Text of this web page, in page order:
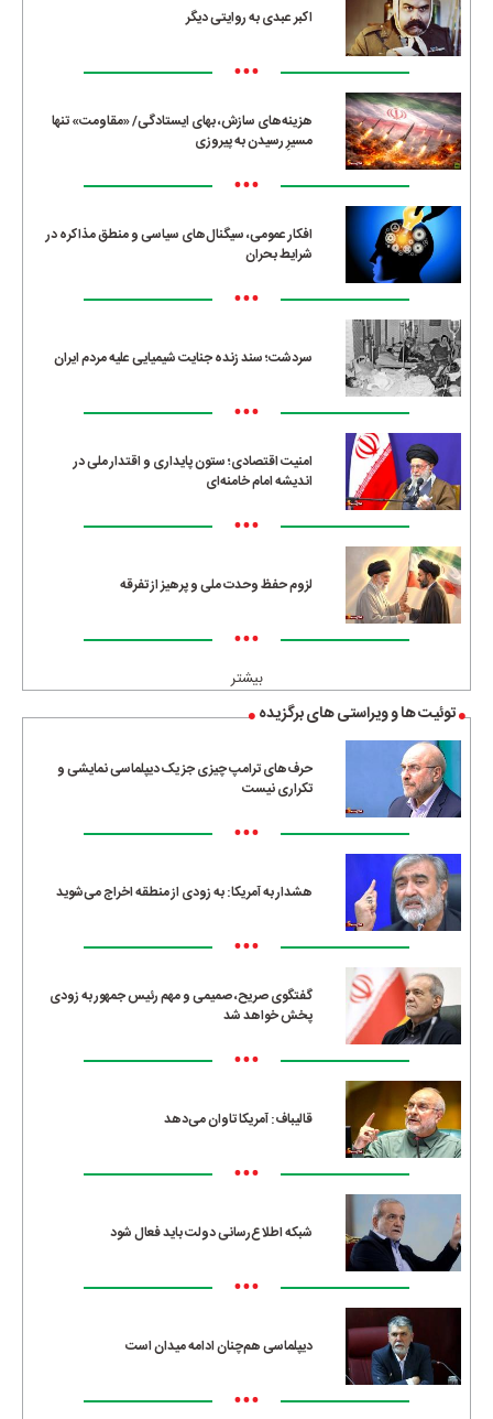
اکبر عبدی به روایتی دیگر
•••
هزینه‌های سازش، بهای ایستادگی/ «مقاومت» تنها
مسیرِ رسیدن به پیروزی
•••
افکار عمومی، سیگنال‌های سیاسی و منطق مذاکره در
شرایط بحران
•••
سردشت؛ سند زنده جنایت شیمیایی علیه مردم ایران
•••
امنیت اقتصادی؛ ستون پایداری و اقتدار ملی در
اندیشه امام خامنه‌ای
•••
لزوم حفظ وحدت ملی و پرهیز از تفرقه
•••
بیشتر
توئیت ها و ویراستی های برگزیده
حرف‌های ترامپ چیزی جز یک دیپلماسی نمایشی و
تکراری نیست
•••
هشدار به آمریکا: به زودی از منطقه اخراج می‌شوید
•••
گفتگوی صریح، صمیمی و مهم رئیس جمهور به زودی
پخش خواهد شد
•••
قالیباف: آمریکا تاوان می‌دهد
•••
شبکه اطلاع‌رسانی دولت باید فعال شود
•••
دیپلماسی هم‌چنان ادامه میدان است
•••